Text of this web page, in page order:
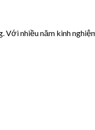
Với nhiều năm kinh